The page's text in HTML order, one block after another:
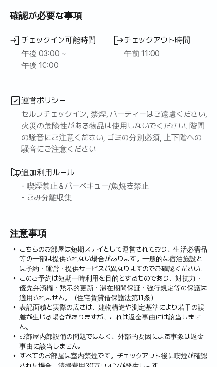
供します。
す。
豪華な円形のテーブルから窓の外に広く広がる束草の沖合
イミTV（無線hdmi適用）、乾燥機、エアコン、ビームプロ
ジェクト（usb映画鑑賞可能）、RETRO娯楽ゲーム機
（8000以上）利用可能
確認が必要な事項
チェックイン可能時間
午後 03:00 ~
午後 10:00
チェックアウト時間
午前 11:00
運営ポリシー
セルフチェックイン, 禁煙, パーティーはご遠慮ください,
火災の危険性がある物品は使用しないでください, 階間
の騒音にご注意ください, ゴミの分別必須, 上下階への
騒音にご注意ください
追加利用ルール
- 喫煙禁止＆バーベキュー/魚焼き禁止
- ごみ分離収集
注意事項
こちらのお部屋は短期ステイとして運営されており、生活必需品
等の一部は提供されない場合があります。一般的な宿泊施設と
は予約・運営・提供サービスが異なりますのでご確認ください。
このご予約は短期一時利用を目的とするものであり、対抗力・
優先弁済権・黙示的更新・滞在期間保証・強行規定等の保護は
適用されません。（住宅賃貸借保護法第11条）
表記面積と実際の広さは、建物構造や測定基準により若干の誤
差が生じる場合がありますが、これは返金事由には該当しませ
ん。
お部屋内部設備の問題ではなく、外部的要因による事象は返金
事由に該当しません。
すべてのお部屋は室内禁煙です。チェックアウト後に喫煙が確認